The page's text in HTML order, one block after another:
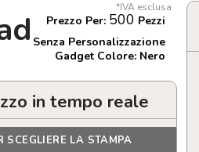
*IVA esclusa
Prezzo Per: 500 Pezzi
Senza Personalizzazione
Gadget Colore: Nero
in tempo reale
SCEGLIERE LA STAMPA